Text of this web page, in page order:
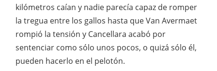
kilómetros caían y nadie parecía capaz de romper
la tregua entre los gallos hasta que Van Avermaet
rompió la tensión y Cancellara acabó por
sentenciar como sólo unos pocos, o quizá sólo él,
pueden hacerlo en el pelotón.